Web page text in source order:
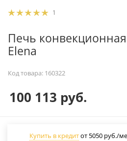
1
Печь конвекционная
Elena
Код товара: 160322
100 113 руб.
Купить в кредитот 5050 руб./